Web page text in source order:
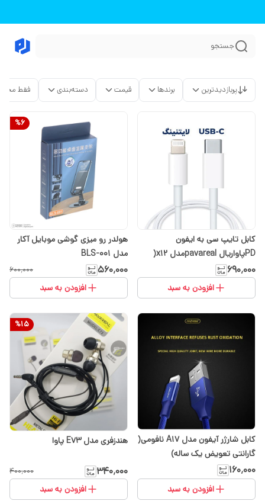
جستجو
پربازدیدترین برندها قیمت دسته‌بندی فقط
کابل تایپ سی به ایفون
PDپاواریال pavarealمدل x12(
گارانتی تعویض یک ساله)
۶۹۰٬۰۰۰
افزودن به سبد
%6
هولدر رو میزی گوشی موبایل آکار
مدل BLS-001
۵۶۰٬۰۰۰ ۶۰۰٬۰۰۰
افزودن به سبد
کابل شارژر آیفون مدل A17 نافومی(
گارانتی تعویض یک ساله)
۱۶۰٬۰۰۰
افزودن به سبد
%15
هندزفری مدل E73 پاوا
۳۴۰٬۰۰۰ ۴۰۰٬۰۰۰
افزودن به سبد